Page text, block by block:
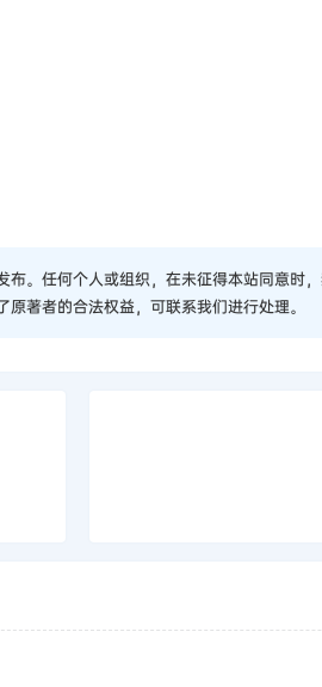
。任何个人或组织，在未征得本站同意时
著者的合法权益，可联系我们进行处理。